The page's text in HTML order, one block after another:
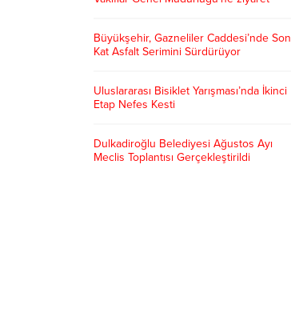
Büyükşehir, Gazneliler Caddesi’nde Son
Kat Asfalt Serimini Sürdürüyor
Uluslararası Bisiklet Yarışması’nda İkinci
Etap Nefes Kesti
Dulkadiroğlu Belediyesi Ağustos Ayı
Meclis Toplantısı Gerçekleştirildi